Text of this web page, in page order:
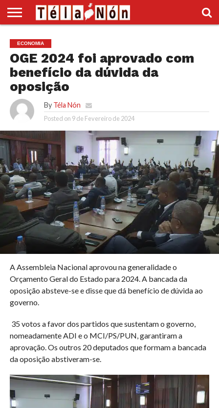
POLÍTICA
ECONOMIA
SOCIEDADE
CULTURA
DESPORTO
SUPLEMENTO
VÍDEOS
ANÚNCIOS
DIVERSOS
ECONOMIA
OGE 2024 foi aprovado com
benefício da dúvida da
oposição
By Téla Nón
Posted on 9 de Fevereiro de 2024
A Assembleia Nacional aprovou na generalidade o
Orçamento Geral do Estado para 2024. A bancada da
oposição absteve-se e disse que dá benefício de dúvida ao
governo.
35 votos a favor dos partidos que sustentam o governo,
nomeadamente ADI e o MCI/PS/PUN, garantiram a
aprovação. Os outros 20 deputados que formam a bancada
da oposição abstiveram-se.